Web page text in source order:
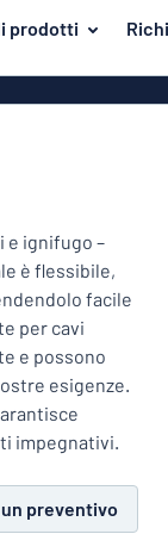
prodotti
come le
smaltate
Targhe in
Targhe in
Targhe
Targhe in
Targhette
e ignifugo –
è flessibile,
facile
per cavi
e possono
esigenze.
impegnativi.
preventivo